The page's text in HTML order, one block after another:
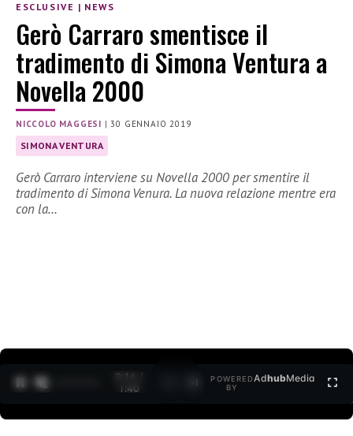
ESCLUSIVE | NEWS
Gerò Carraro smentisce il
tradimento di Simona Ventura a
Novella 2000
NICCOLO MAGGESI |30 GENNAIO 2019
SIMONA VENTURA
Gerò Carraro interviene su Novella 2000 per smentire il
tradimento di Simona Venura. La nuova relazione mentre era
con la…
0:15 /
1:40
POWERED
BY
AdhubMedia